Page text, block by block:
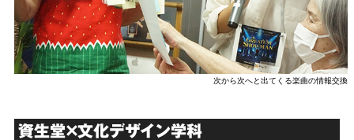
次から次へと出てくる楽曲の情報交換
資生堂×文化デザイン学科